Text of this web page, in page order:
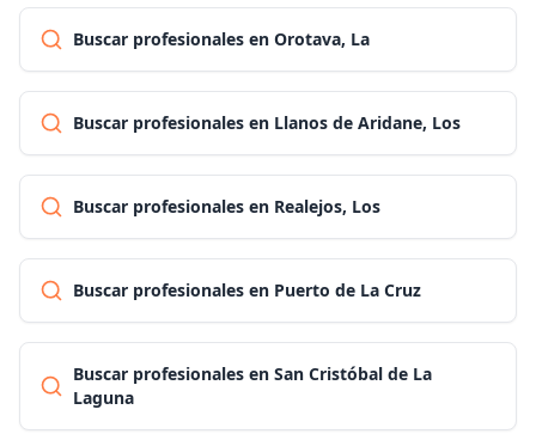
Buscar profesionales en Orotava, La
Buscar profesionales en Llanos de Aridane, Los
Buscar profesionales en Realejos, Los
Buscar profesionales en Puerto de La Cruz
Buscar profesionales en San Cristóbal de La
Laguna